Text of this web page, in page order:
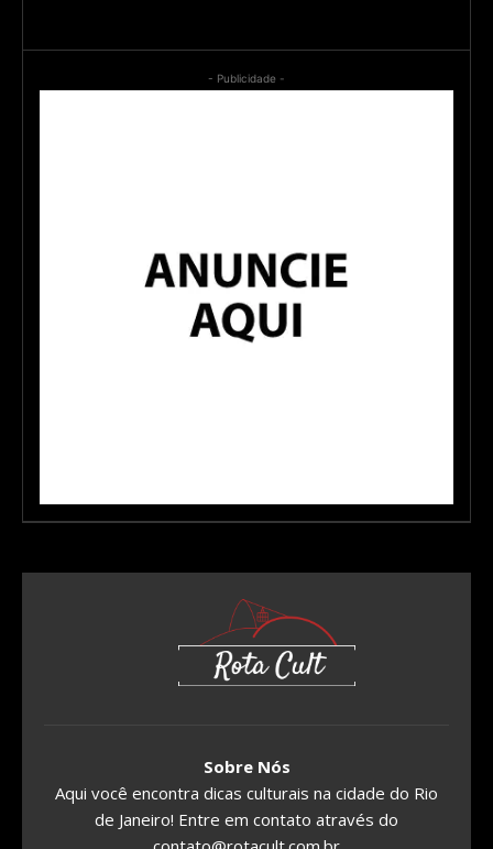
- Publicidade -
Sobre Nós
Aqui você encontra dicas culturais na cidade do Rio
de Janeiro! Entre em contato através do